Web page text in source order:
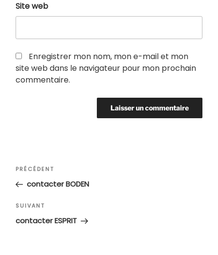
Site web
Enregistrer mon nom, mon e-mail et mon
site web dans le navigateur pour mon prochain
commentaire.
Navigation
l’article
Article
précédent
PRÉCÉDENT
contacter BODEN
Article
suivant
SUIVANT
contacter ESPRIT